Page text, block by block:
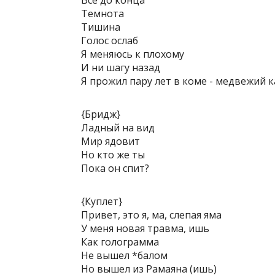
Темнота
Тишина
Голос ослаб
Я меняюсь к плохому
И ни шагу назад
Я прожил пару лет в коме - медвежий
{Бридж}
Ладный на вид
Мир ядовит
Но кто же ты
Пока он спит?
{Куплет}
Привет, это я, ма, слепая яма
У меня новая травма, ишь
Как голограмма
Не вышел *балом
Но вышел из Рамаяна (ишь)